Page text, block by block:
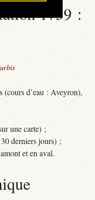
1739 :
(cours d’eau : Aveyron),
une carte) ;
derniers jours) ;
et en aval.